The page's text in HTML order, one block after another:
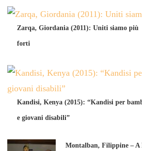
Zarqa, Giordania (2011): Uniti siamo più
forti
Kandisi, Kenya (2015): “Kandisi per
e giovani disabili”
Montalban, Filippine – A